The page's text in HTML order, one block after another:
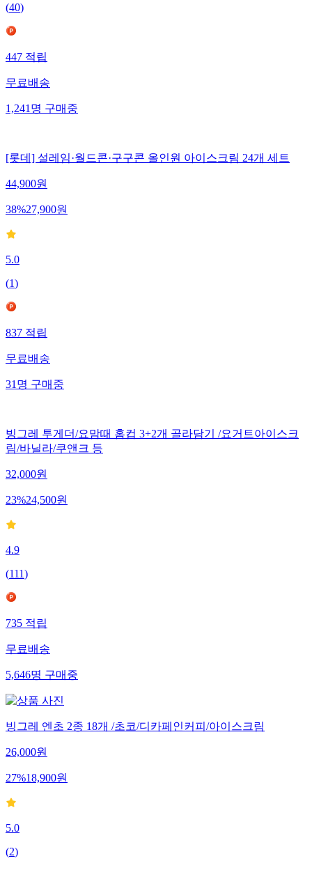
(40)
447적립
무료배송
1,241명구매중
[롯데] 설레임·월드콘·구구콘 올인원 아이스크림 24개 세트
44,900원
38%27,900원
5.0
(1)
837적립
무료배송
31명구매중
빙그레 투게더/요맘때 홈컵 3+2개 골라담기 /요거트아이스크
림/바닐라/쿠앤크 등
32,000원
23%24,500원
4.9
(111)
735적립
무료배송
5,646명구매중
빙그레 엔초 2종 18개 /초코/디카페인커피/아이스크림
26,000원
27%18,900원
5.0
(2)